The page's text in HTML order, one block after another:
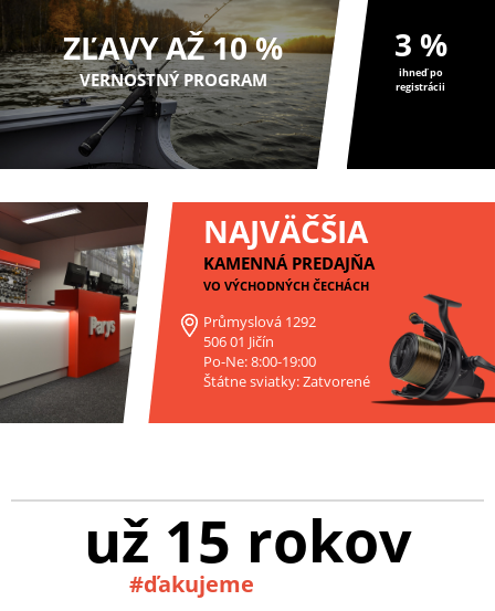
ZĽAVY AŽ 10 %
VERNOSTNÝ PROGRAM
3 %
ihneď po
registrácii
NAJVÄČŠIA
KAMENNÁ PREDAJŇA
VO VÝCHODNÝCH ČECHÁCH
Průmyslová 1292
506 01 Jičín
Po-Ne: 8:00-19:00
Štátne sviatky: Zatvorené
už 15 rokov
#ďakujeme